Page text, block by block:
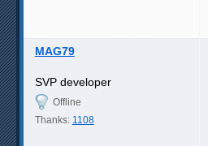
MAG79
SVP developer
Offline
Thanks: 1108